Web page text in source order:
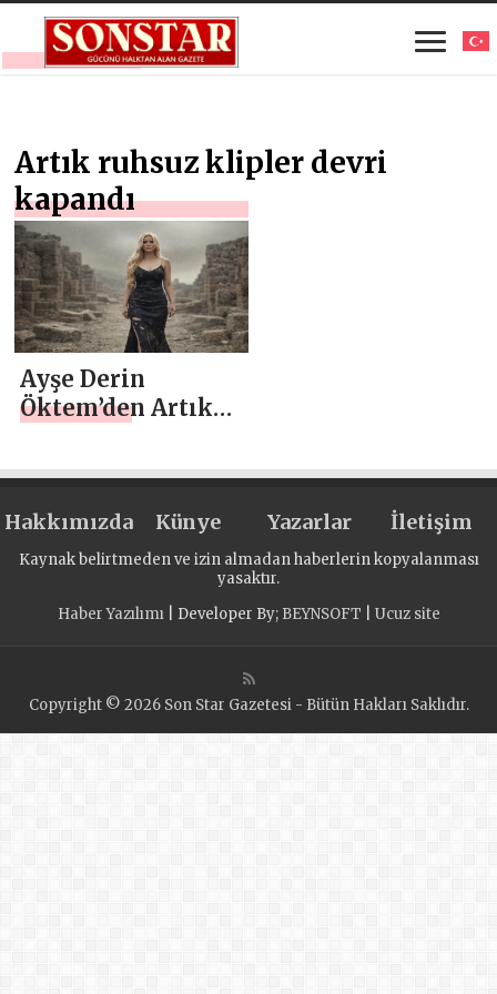
Artık ruhsuz klipler devri
kapandı
Ayşe Derin
Öktem’den Artık
devri kapandı
Hakkımızda Künye Yazarlar İletişim
Kaynak belirtmeden ve izin almadan haberlerin kopyalanması
yasaktır.
Haber Yazılımı| Developer By; BEYNSOFT Ucuz site
Copyright © 2026 Son Star Gazetesi - Bütün Hakları Saklıdır.